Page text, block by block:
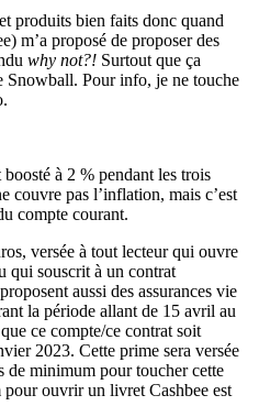
produits bien faits donc quand
m’a proposé de proposer des
why not?! Surtout que ça
Snowball. Pour info, je ne touche
à 2 % pendant les trois
couvre pas l’inflation, mais c’est
compte courant.
versée à tout lecteur qui ouvre
qui souscrit à un contrat
aussi des assurances vie
la période allant de 15 avril au
ce compte/ce contrat soit
2023. Cette prime sera versée
de minimum pour toucher cette
ouvrir un livret Cashbee est